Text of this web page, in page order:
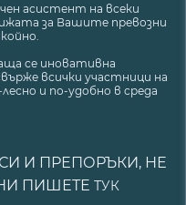
асистент на всеки
за Вашите превозни
се иновативна
всички участници на
и по-удобно в среда
И ПРЕПОРЪКИ, НЕ
ПИШЕТЕ ТУК